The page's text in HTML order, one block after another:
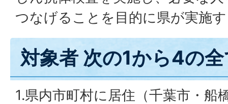
つなげることを目的に県が実施
対象者 次の1から4の
1.県内市町村に居住（千葉市・船